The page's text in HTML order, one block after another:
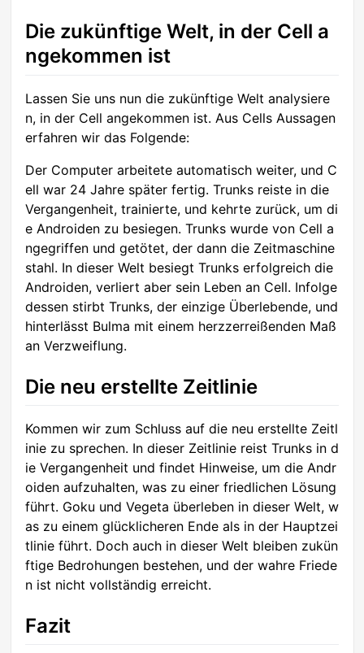
Die zukünftige Welt, in der Cell a
ngekommen ist
Lassen Sie uns nun die zukünftige Welt analysiere
n, in der Cell angekommen ist. Aus Cells Aussagen
erfahren wir das Folgende:
Der Computer arbeitete automatisch weiter, und C
ell war 24 Jahre später fertig. Trunks reiste in die
Vergangenheit, trainierte, und kehrte zurück, um di
e Androiden zu besiegen. Trunks wurde von Cell a
ngegriffen und getötet, der dann die Zeitmaschine
stahl. In dieser Welt besiegt Trunks erfolgreich die
Androiden, verliert aber sein Leben an Cell. Infolge
dessen stirbt Trunks, der einzige Überlebende, und
hinterlässt Bulma mit einem herzzerreißenden Maß
an Verzweiflung.
Die neu erstellte Zeitlinie
Kommen wir zum Schluss auf die neu erstellte Zeitl
inie zu sprechen. In dieser Zeitlinie reist Trunks in d
ie Vergangenheit und findet Hinweise, um die Andr
oiden aufzuhalten, was zu einer friedlichen Lösung
führt. Goku und Vegeta überleben in dieser Welt, w
as zu einem glücklicheren Ende als in der Hauptzei
tlinie führt. Doch auch in dieser Welt bleiben zukün
ftige Bedrohungen bestehen, und der wahre Friede
n ist nicht vollständig erreicht.
Fazit